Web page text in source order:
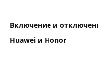
Включение и
Huawei и Honor